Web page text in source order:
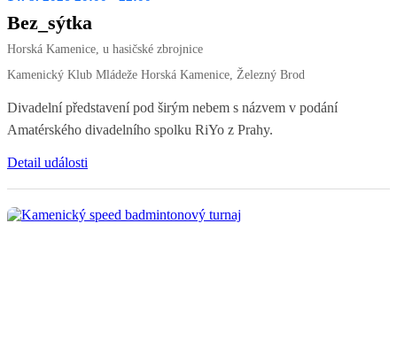
Bez_sýtka
Horská Kamenice, u hasičské zbrojnice
Kamenický Klub Mládeže Horská Kamenice, Železný Brod
Divadelní představení pod širým nebem s názvem v podání
Amatérského divadelního spolku RiYo z Prahy.
Detail události